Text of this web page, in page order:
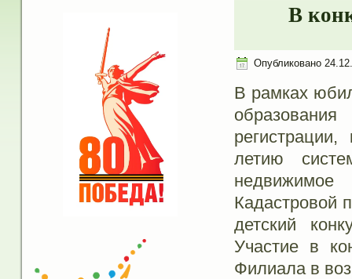
В
Опубликовано
В рамках
летию
Кадастровой
детский
Участие в
Филиала в